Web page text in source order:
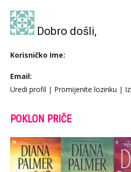
Dobro došli,
Korisničko Ime:
Email:
Uredi profil | Promijenite lozinku |
POKLON PRIČE